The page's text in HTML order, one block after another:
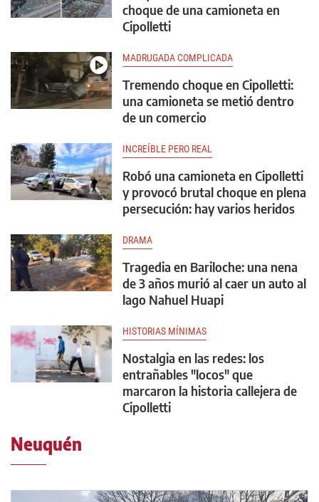
choque de una camioneta en
Cipolletti
MADRUGADA COMPLICADA
Tremendo choque en Cipolletti:
una camioneta se metió dentro
de un comercio
INCREÍBLE PERO REAL
Robó una camioneta en Cipolletti
y provocó brutal choque en plena
persecución: hay varios heridos
DRAMA
Tragedia en Bariloche: una nena
de 3 años murió al caer un auto al
lago Nahuel Huapi
HISTORIAS MÍNIMAS
Nostalgia en las redes: los
entrañables "locos" que
marcaron la historia callejera de
Cipolletti
Neuquén